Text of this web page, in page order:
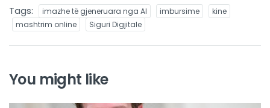
Tags: imazhe të gjeneruara nga AI imbursime
kine
mashtrim online
Siguri Digjitale
You might like